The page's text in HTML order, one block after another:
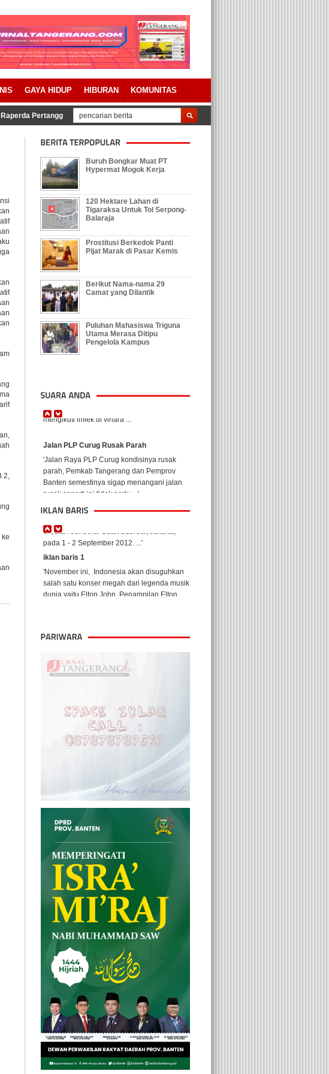
GAYA HIDUP HIBURAN KOMUNITAS
Pertanggungjawaban APBD 2023 Dengan Catatan
2,
Buruh Bongkar Muat PT
Hypermat Mogok Kerja
120 Hektare Lahan di
Tigaraksa Untuk Tol Serpong-
Balaraja
Prostitusi Berkedok Panti
Pijat Marak di Pasar Kemis
Berikut Nama-nama 29
Camat yang Dilantik
Puluhan Mahasiswa Triguna
Utama Merasa Ditipu
Pengelola Kampus
'Jalan Raya PLP Curug kondisinya rusak
Banten semestinya sigap menangani jalan
rusak seperti ini tidak perlu ...'
iklan baris 1
'November ini, Indonesia akan disuguhkan
salah satu konser megah dari legenda musik
dunia yaitu Elton John. Penampilan Elton
John yang pertama ...'